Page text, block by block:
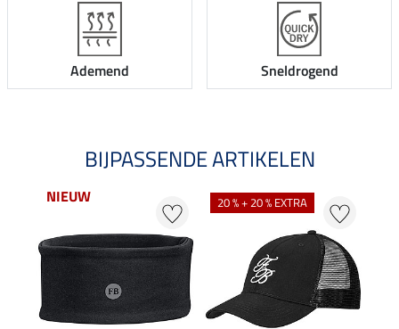
Ademend Sneldrogend
BIJPASSENDE ARTIKELEN
NIEUW 20 % + 20 % EXTRA